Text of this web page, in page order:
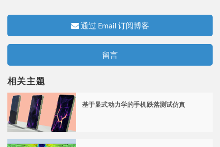
通过 Email 订阅博客
留言
相关主题
基于显式动力学的手机跌落测试仿真